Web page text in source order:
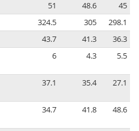
51 48.6
45
324.5 305
298.1
43.7 41.3
36.3
6 4.3 5.5
37.1 35.4 27.1
34.7 41.8 48.6